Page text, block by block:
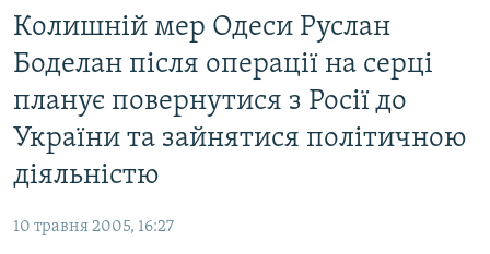
основного
матеріалу
до
основної
навігації
до
ПОЛІТИКА
ЕКОНОМІКА
ВІЙНА
РОСІЙСЬКА «ФІЛЬТРАЦІЯ»
КРИМ.РЕАЛІЇ
Колишній мер Одеси Руслан
Боделан після операції на серці
планує повернутися з Росії до
України та зайнятися політичною
діяльністю
10 травня 2005, 16:27